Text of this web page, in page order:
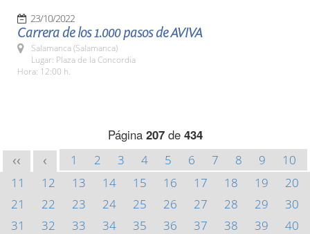
23/10/2022
Carrera de los 1.000 pasos de AVIVA
Salamanca (Salamanca)
Lugar: Plaza de la Concordia
Hora: 12:00 h.
Página 207de 434
<< < 1 2 3 4 5 6 7 8 9
10
11
12 13 14 15 16 17 18 19
20
21
22 23 24 25 26 27 28 29
30
31
32 33 34 35 36 37 38 39
40